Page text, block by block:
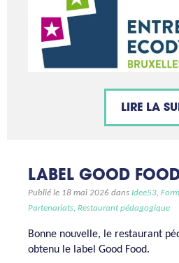
LIRE LA
LABEL GOOD
Publié le 18 mai 2026 dans Idee53,
Partenariats, Restaurant pédagogique
Bonne nouvelle, le restaurant
obtenu le label Good Food.